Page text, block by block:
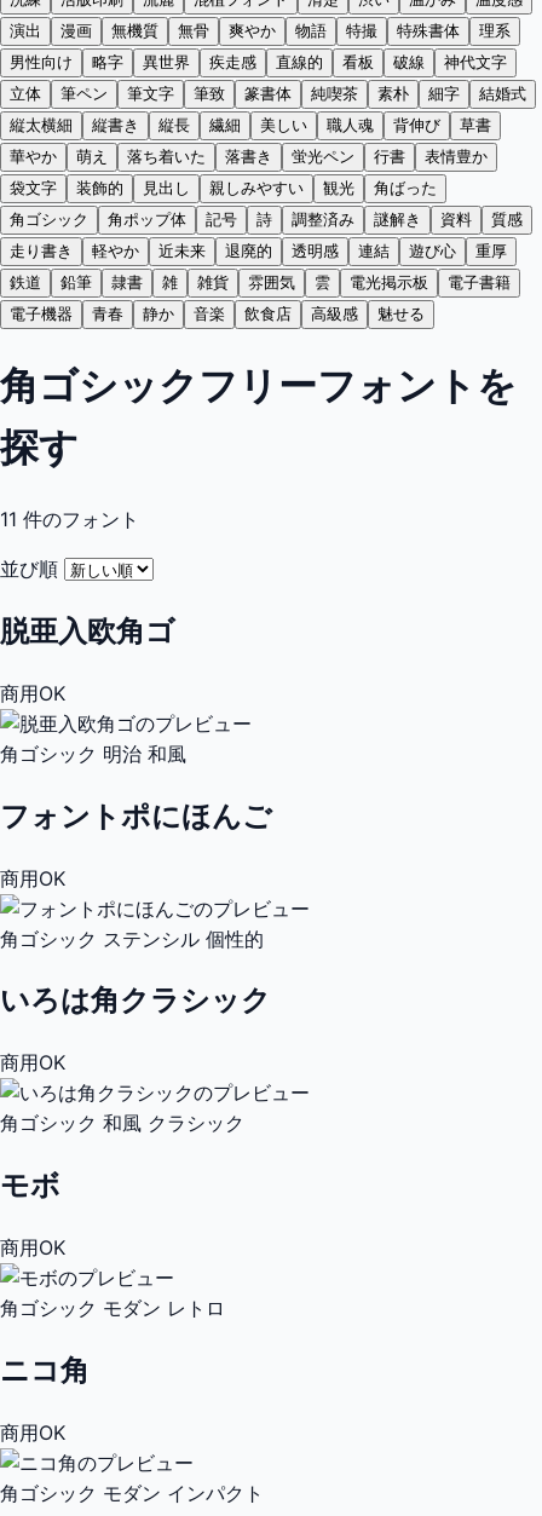
演出
漫画 無機質 無骨 爽やか 物語 特撮 特殊書体
理系
男性向け
略字 異世界 疾走感 直線的 看板 破線
神代文字
立体
筆ペン 筆文字 筆致 篆書体 純喫茶 素朴 細字
結婚式
縦太横細
縦書き 縦長 繊細 美しい 職人魂 背伸び
草書
華やか
萌え 落ち着いた 落書き 蛍光ペン 行書
表情豊か
袋文字
装飾的 見出し 親しみやすい 観光
角ばった
角ゴシック
角ポップ体 記号 詩 調整済み 謎解き 資料
質感
走り書き
軽やか 近未来 退廃的 透明感 連結 遊び心
重厚
鉄道
鉛筆 隷書 雑 雑貨 雰囲気 雲 電光掲示板
電子書籍
電子機器
青春 静か 音楽 飲食店 高級感 魅せる
角ゴシックフリーフォントを
探す
11 件のフォント
並び順
脱亜入欧角ゴ
商用OK
角ゴシック 明治 和風
フォントポにほんご
商用OK
角ゴシック ステンシル 個性的
いろは角クラシック
商用OK
角ゴシック 和風 クラシック
モボ
商用OK
角ゴシック モダン レトロ
ニコ角
商用OK
角ゴシック モダン インパクト